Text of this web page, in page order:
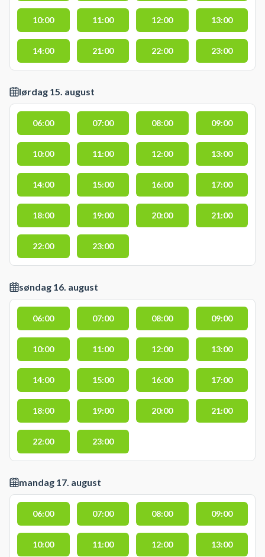
10:00 11:00 12:00 13:00
14:00 21:00 22:00 23:00
lørdag 15. august
06:00 07:00 08:00 09:00
10:00 11:00 12:00 13:00
14:00 15:00 16:00 17:00
18:00 19:00 20:00 21:00
22:00 23:00
søndag 16. august
06:00 07:00 08:00 09:00
10:00 11:00 12:00 13:00
14:00 15:00 16:00 17:00
18:00 19:00 20:00 21:00
22:00 23:00
mandag 17. august
06:00 07:00 08:00 09:00
10:00 11:00 12:00 13:00